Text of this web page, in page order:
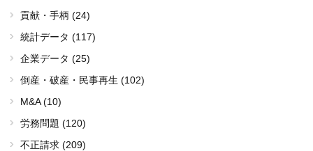
貢献・手柄 (24)
統計データ (117)
企業データ (25)
倒産・破産・民事再生 (102)
M&A (10)
労務問題 (120)
不正請求 (209)